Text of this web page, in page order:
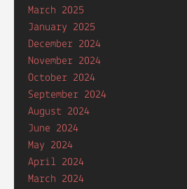
March 2025
January 2025
December 2024
November 2024
October 2024
September 2024
August 2024
June 2024
May 2024
April 2024
March 2024